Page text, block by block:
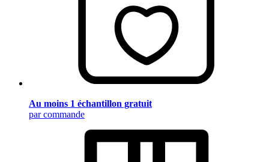
Au moins 1 échantillon gratuit
par commande